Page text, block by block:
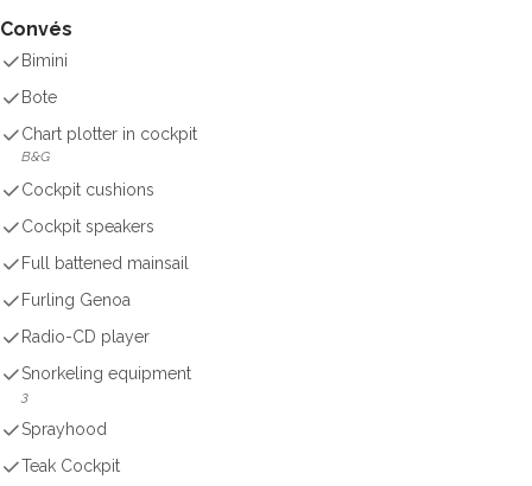
Convés
Bimini
Bote
Chart plotter in cockpit
B&G
Cockpit cushions
Cockpit speakers
Full battened mainsail
Furling Genoa
Radio-CD player
Snorkeling equipment
3
Sprayhood
Teak Cockpit